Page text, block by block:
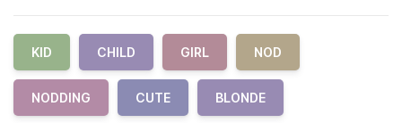
KID CHILD GIRL NOD
NODDING CUTE BLONDE